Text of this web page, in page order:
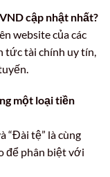
cập nhật nhất?
website của các
tức tài chính uy tín,
một loại tiền
“Đài tệ” là cùng
để phân biệt với